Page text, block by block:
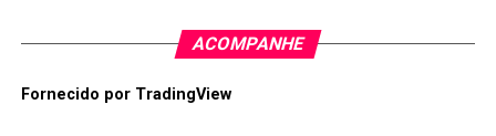
ACOMPANHE
Fornecido por TradingView